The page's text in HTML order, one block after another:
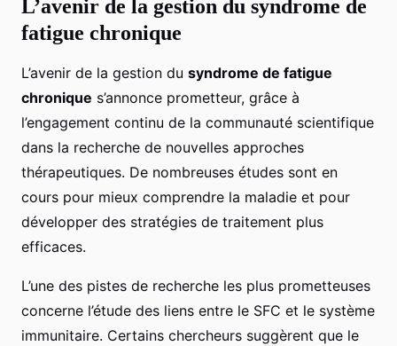
L’avenir de la gestion du syndrome de
fatigue chronique
L’avenir de la gestion du syndrome de fatigue
chronique s’annonce prometteur, grâce à
l’engagement continu de la communauté scientifique
dans la recherche de nouvelles approches
thérapeutiques. De nombreuses études sont en
cours pour mieux comprendre la maladie et pour
développer des stratégies de traitement plus
efficaces.
L’une des pistes de recherche les plus prometteuses
concerne l’étude des liens entre le SFC et le système
immunitaire. Certains chercheurs suggèrent que le